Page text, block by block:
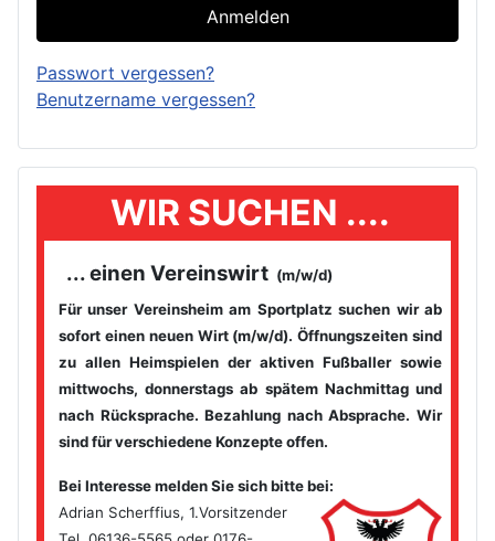
Anmelden
Passwort vergessen?
Benutzername vergessen?
WIR SUCHEN ....
... einen Vereinswirt (m/w/d)
Für unser Vereinsheim am Sportplatz suchen wir ab
sofort einen neuen Wirt (m/w/d). Öffnungszeiten sind
zu allen Heimspielen der aktiven Fußballer sowie
mittwochs, donnerstags ab spätem Nachmittag und
nach Rücksprache. Bezahlung nach Absprache. Wir
sind für verschiedene Konzepte offen.
Bei Interesse melden Sie sich bitte bei:
Adrian Scherffius, 1.Vorsitzender